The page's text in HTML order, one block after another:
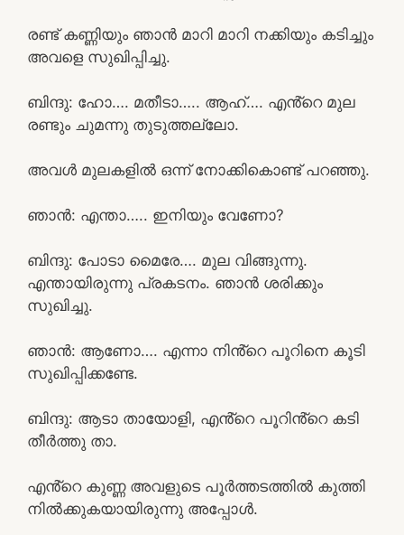
രണ്ട് കണ്ണിയും ഞാൻ മാറി മാറി നക്കിയും കടിച്ചും
അവളെ സുഖിപ്പിച്ചു.
ബിന്ദു: ഹോ…. മതീടാ….. ആഹ്…. എൻ്റെ മുല
രണ്ടും ചുമന്നു തുടുത്തല്ലോ.
അവൾ മുലകളിൽ ഒന്ന് നോക്കികൊണ്ട് പറഞ്ഞു.
ഞാൻ: എന്താ….. ഇനിയും വേണോ?
ബിന്ദു: പോടാ മൈരേ…. മുല വിങ്ങുന്നു.
എന്തായിരുന്നു പ്രകടനം. ഞാൻ ശരിക്കും
സുഖിച്ചു.
ഞാൻ: ആണോ…. എന്നാ നിൻ്റെ പൂറിനെ കൂടി
സുഖിപ്പിക്കണ്ടേ.
ബിന്ദു: ആടാ തായോളി, എൻ്റെ പൂറിൻ്റെ കടി
തീർത്തു താ.
എൻ്റെ കുണ്ണ അവളുടെ പൂർത്തടത്തിൽ കുത്തി
നിൽക്കുകയായിരുന്നു അപ്പോൾ.